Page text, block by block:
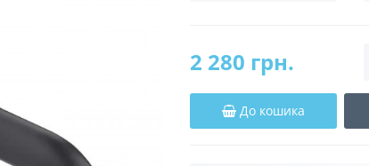
2 280 грн.
До кошика